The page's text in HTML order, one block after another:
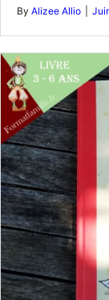
By Alizee Allio